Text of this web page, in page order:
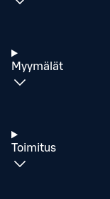
Myymälät
Toimitus